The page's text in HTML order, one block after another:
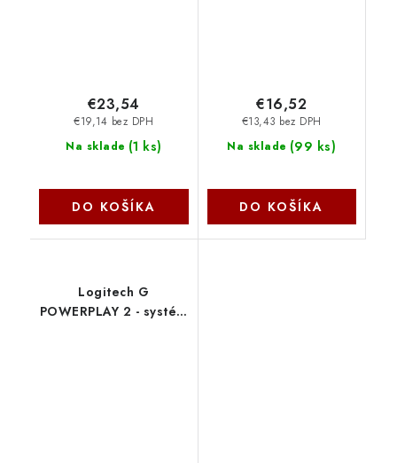
Na sklade (1 ks)
€19,14 bez DPH
€23,54
DO KOŠÍKA
Na sklade (99 ks)
€13,43 bez DPH
€16,52
DO KOŠÍKA
Logitech G
POWERPLAY 2 - systém